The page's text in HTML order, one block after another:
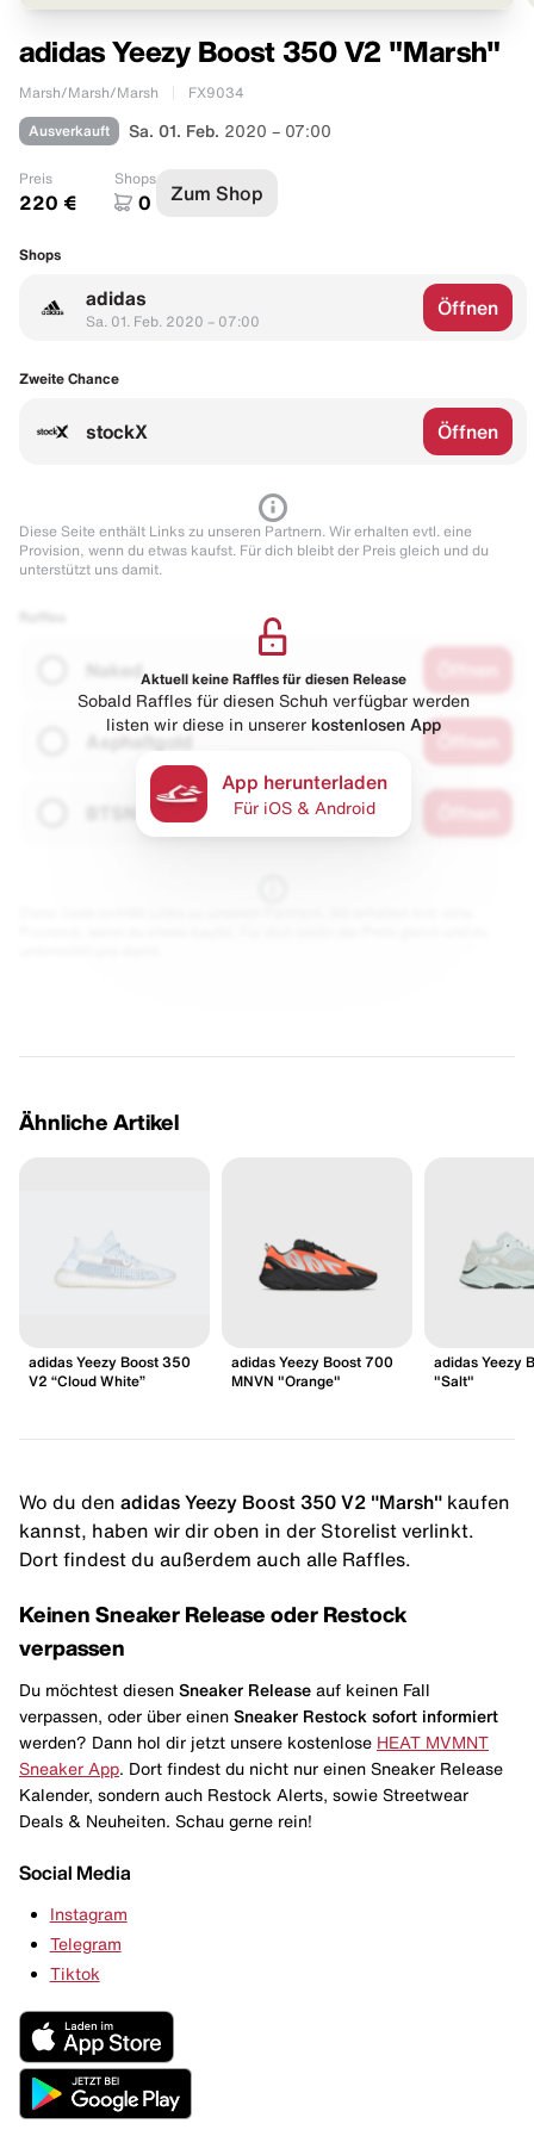
adidas Yeezy Boost 350 V2 "Marsh"
Marsh/Marsh/Marsh FX9034
Ausverkauft Sa. 01. Feb. 2020 – 07:00
Preis
220 €
Shops
0 Zum Shop
Shops
adidas
Sa. 01. Feb. 2020 – 07:00
Öffnen
Zweite Chance
stockX Öffnen
Diese Seite enthält Links zu unseren Partnern. Wir erhalten evtl. eine
Provision, wenn du etwas kaufst. Für dich bleibt der Preis gleich und du
unterstützt uns damit.
Naked
Asphaltgold
Aktuell keine Raffles für diesen Release
Sobald Raffles für diesen Schuh verfügbar werden
listen wir diese in unserer kostenlosen App
App herunterladen
Für iOS & Android
Ähnliche Artikel
adidas Yeezy Boost 350
V2 “Cloud White”
adidas Yeezy Boost 700
MNVN "Orange"
adidas Yeezy
"Salt"
Wo du den adidas Yeezy Boost 350 V2 "Marsh" kaufen
kannst, haben wir dir oben in der Storelist verlinkt.
Dort findest du außerdem auch alle Raffles.
Keinen Sneaker Release oder Restock
verpassen
Du möchtest diesen Sneaker Release auf keinen Fall
verpassen, oder über einen Sneaker Restock sofort informiert
werden? Dann hol dir jetzt unsere kostenlose HEAT MVMNT
Sneaker App . Dort findest du nicht nur einen Sneaker Release
Kalender, sondern auch Restock Alerts, sowie Streetwear
Deals & Neuheiten. Schau gerne rein!
Social Media
Instagram
Telegram
Tiktok